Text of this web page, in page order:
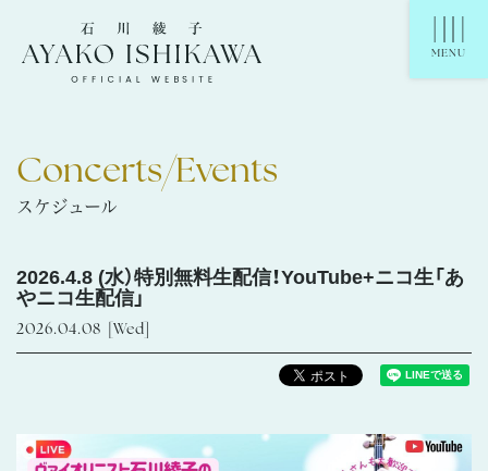
石川綾子 Ayako Ishikawa Official Website
MENU
Concerts/Events
スケジュール
2026.4.8 (水）特別無料生配信！YouTube+ニコ生「あ
やニコ生配信」
2026.04.08 [Wed]